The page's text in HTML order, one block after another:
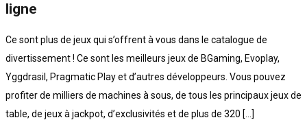
ligne
Ce sont plus de jeux qui s’offrent à vous dans le catalogue de
divertissement ! Ce sont les meilleurs jeux de BGaming, Evoplay,
Yggdrasil, Pragmatic Play et d’autres développeurs. Vous pouvez
profiter de milliers de machines à sous, de tous les principaux jeux de
table, de jeux à jackpot, d’exclusivités et de plus de 320 […]